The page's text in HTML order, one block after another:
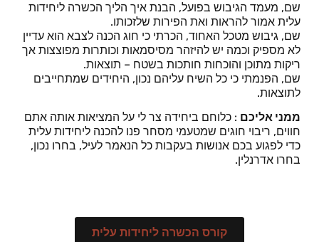
שם, מעמד הגיבוש בפועל, הבנת איך הליך הכשרה ליחידות
עלית אמור להראות ואת הפירות שלזכותו.
שם, גיבוש מטכל האחוד, הכרתי כי חוג הכנה לצבא הוא עדיין
לא מספיק וכמה יש להיזהר מסיסמאות וכותרות מפוצצות אך
ריקות מתוכן והוכחות חותכות בשטח – תוצאות.
שם, הפנמתי כי כל השיח עליהם נכון, היחידים שמתחייבים
לתוצאות.
ממני אליכם : כלוחם ביחידה צר לי על המציאות אותה אתם
חווים, ריבוי חוגים שמטעמי מסחר פנו להכנה ליחידות עלית
כדי לפגוע בכם אנושות בעקבות כל הנאמר לעיל, בחרו נכון,
בחרו אדרנלין.
קורס הכשרה ליחידות עלית